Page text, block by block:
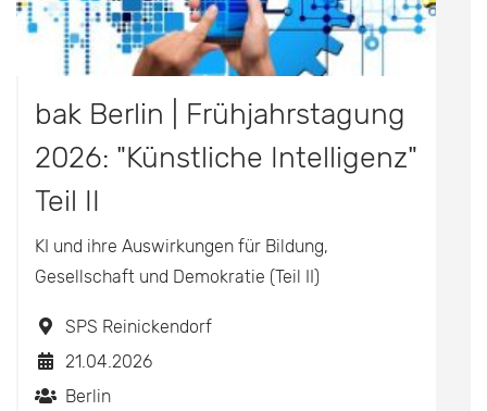
bak Berlin | Frühjahrstagung
2026: "Künstliche Intelligenz"
Teil II
KI und ihre Auswirkungen für Bildung,
Gesellschaft und Demokratie (Teil II)
SPS Reinickendorf
21.04.2026
Berlin